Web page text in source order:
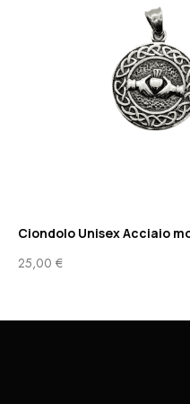
Ciondolo Unisex Acciaio
25,00 €